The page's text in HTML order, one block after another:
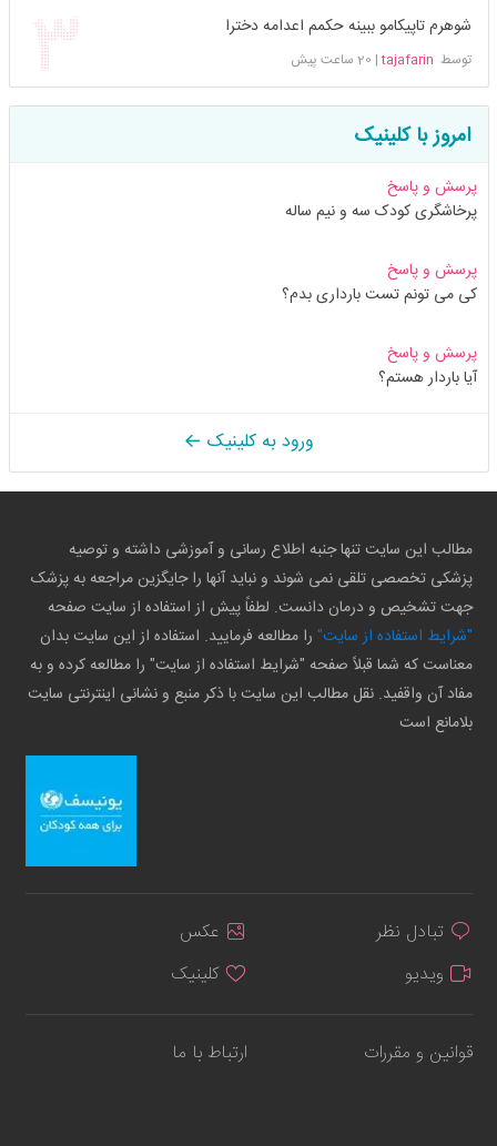
شوهرم تاپیکامو ببینه حکمم اعدامه دخترا
توسط tajafarin
| 20 ساعت پیش
امروز با کلینیک
پرسش و پاسخ
پرخاشگری کودک سه و نیم ساله
پرسش و پاسخ
کی می تونم تست بارداری بدم؟
پرسش و پاسخ
آیا باردار هستم؟
ورود به کلینیک
مطالب این سایت تنها جنبه اطلاع رسانی و آموزشی داشته و توصیه
پزشکی تخصصی تلقی نمی شوند و نباید آنها را جایگزین مراجعه به پزشک
جهت تشخیص و درمان دانست. لطفاً پیش از استفاده از سایت صفحه
"شرایط استفاده از سایت" را مطالعه فرمایید. استفاده از این سایت بدان
معناست که شما قبلاً صفحه "شرایط استفاده از سایت" را مطالعه کرده و به
مفاد آن واقفید. نقل مطالب این سایت با ذکر منبع و نشانی اینترنتی سایت
بلامانع است
تبادل نظر
عکس
ویدیو
کلینیک
قوانین و مقررات ارتباط با ما